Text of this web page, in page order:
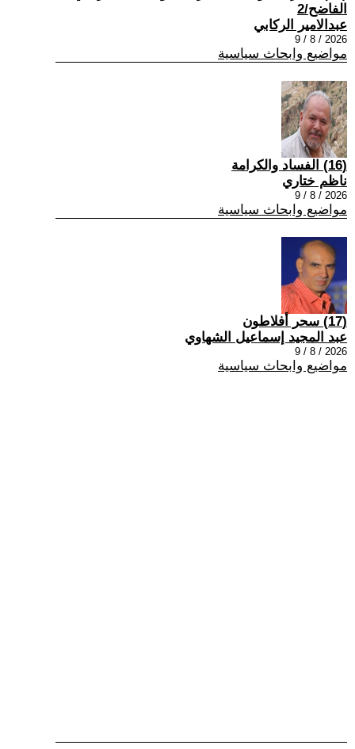
الفاضح/2
عبدالامير الركابي
2026 / 8 / 9
مواضيع وابحاث سياسية
(16) الفساد والكرامة
ناظم ختاري
2026 / 8 / 9
مواضيع وابحاث سياسية
(17) سحر أفلاطون
عبد المجيد إسماعيل الشهاوي
2026 / 8 / 9
مواضيع وابحاث سياسية